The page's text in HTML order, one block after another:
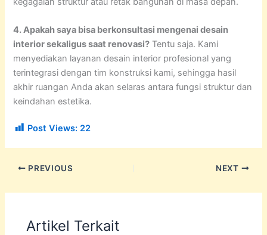
4. Apakah saya bisa berkonsultasi mengenai desain
interior sekaligus saat renovasi? Tentu saja. Kami
menyediakan layanan desain interior profesional yang
terintegrasi dengan tim konstruksi kami, sehingga hasil
akhir ruangan Anda akan selaras antara fungsi struktur dan
keindahan estetika.
Post Views: 22
PREVIOUS NEXT
Artikel Terkait